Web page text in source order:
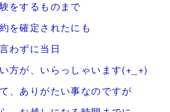
をするものまで
を確定されたにも
わずに当日
方が、いらっしゃいます(+_+)
、ありがたい事なのですが